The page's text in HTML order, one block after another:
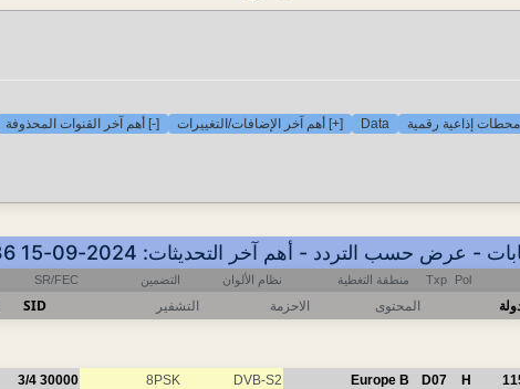
محطات إذاعية رقمية Data [+] أهم آخر الإضافات/التغييرات [-] أهم آخر القنوات المحذوفة
Pol
Txp منطقة التغطية نظام الألوان التضمين SR/FEC
المحتوى الاحزمة التشفير SID
H
D07
Europe B
DVB-S2
8PSK
30000
3/4